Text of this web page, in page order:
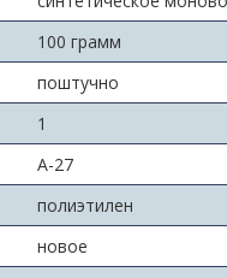
100 грамм
поштучно
1
A-27
полиэтилен
новое